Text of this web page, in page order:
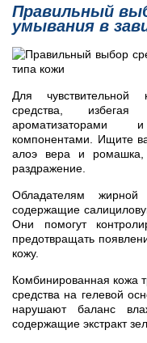
Правильный
умывания в
Для чувствительной
средства, избегая
ароматизаторами
компонентами. Ищите
алоэ вера и ромашка,
раздражение.
Обладателям
содержащие
Они помогут
предотвращать
кожу.
Комбинированная кожа
средства на гелевой
нарушают баланс
содержащие экстракт